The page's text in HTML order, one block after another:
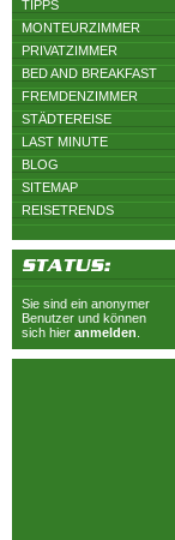
TIPPS
MONTEURZIMMER
PRIVATZIMMER
BED AND BREAKFAST
FREMDENZIMMER
STÄDTEREISE
LAST MINUTE
BLOG
SITEMAP
REISETRENDS
Sie sind ein anonymer
Benutzer und können
sich hier anmelden